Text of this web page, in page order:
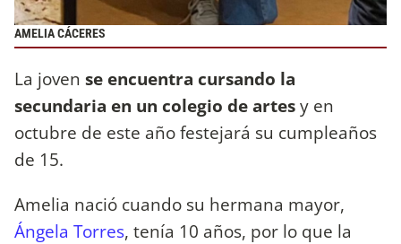
AMELIA CÁCERES
La joven se encuentra cursando la
secundaria en un colegio de artesy en
octubre de este año festejará su cumpleaños
de 15.
Amelia nació cuando su hermana mayor,
Ángela Torres, tenía 10 años, por lo que la